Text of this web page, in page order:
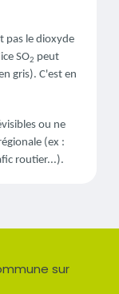
pas le dioxyde
SO2 peut
gris). C'est en
ou ne
(ex :
routier...).
sur